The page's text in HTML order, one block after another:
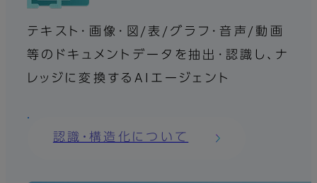
テキスト･画像･図/表/グラフ･音声/動画
等のドキュメントデータを抽出･認識し、ナ
レッジに変換するAIエージェント
認識・構造化について